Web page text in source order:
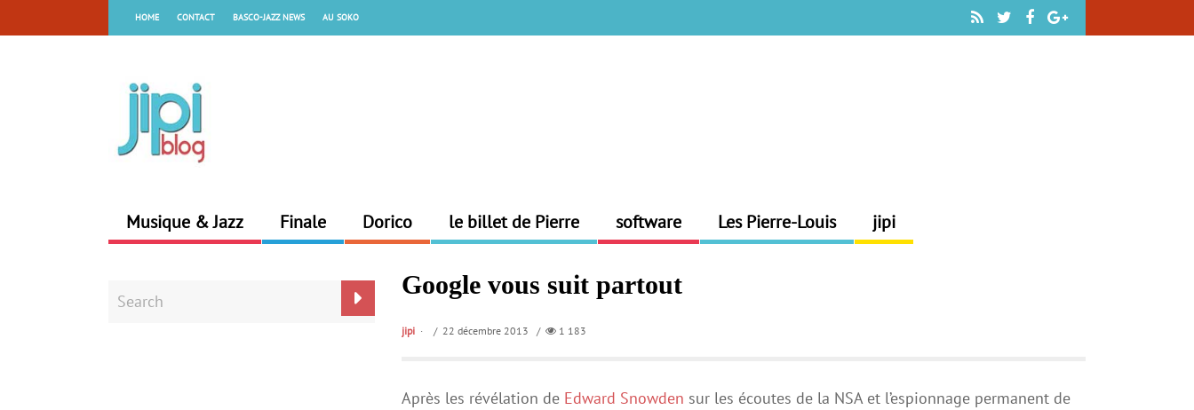
HOME CONTACT BASCO-JAZZ NEWS AU SOKO
Musique & Jazz Finale Dorico le billet de Pierre software Les Pierre-Louis jipi
Google vous suit partout
jipi / 22 décembre 2013 / 1 183
Après les révélation de Edward Snowden sur les écoutes de la NSA et l’espionnage permanent de